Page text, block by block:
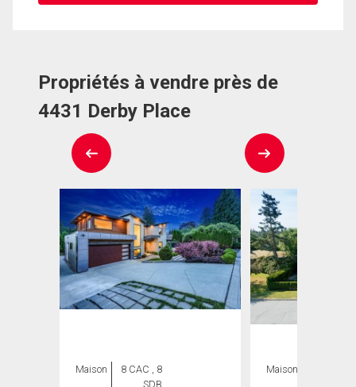
Propriétés à vendre près de
4431 Derby Place
Maison
8 CAC , 8
SDB
Maison